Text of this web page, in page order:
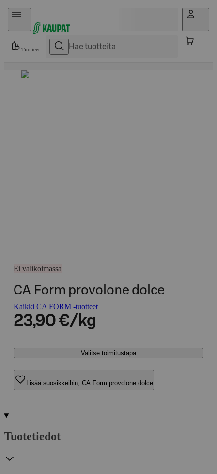
Hyppää sisältöön
Tuotteet
Ei valikoimassa
CA Form provolone dolce
Kaikki CA FORM -tuotteet
23,90 €/kg
Valitse toimitustapa
Lisää suosikkeihin, CA Form provolone dolce
Tuotetiedot